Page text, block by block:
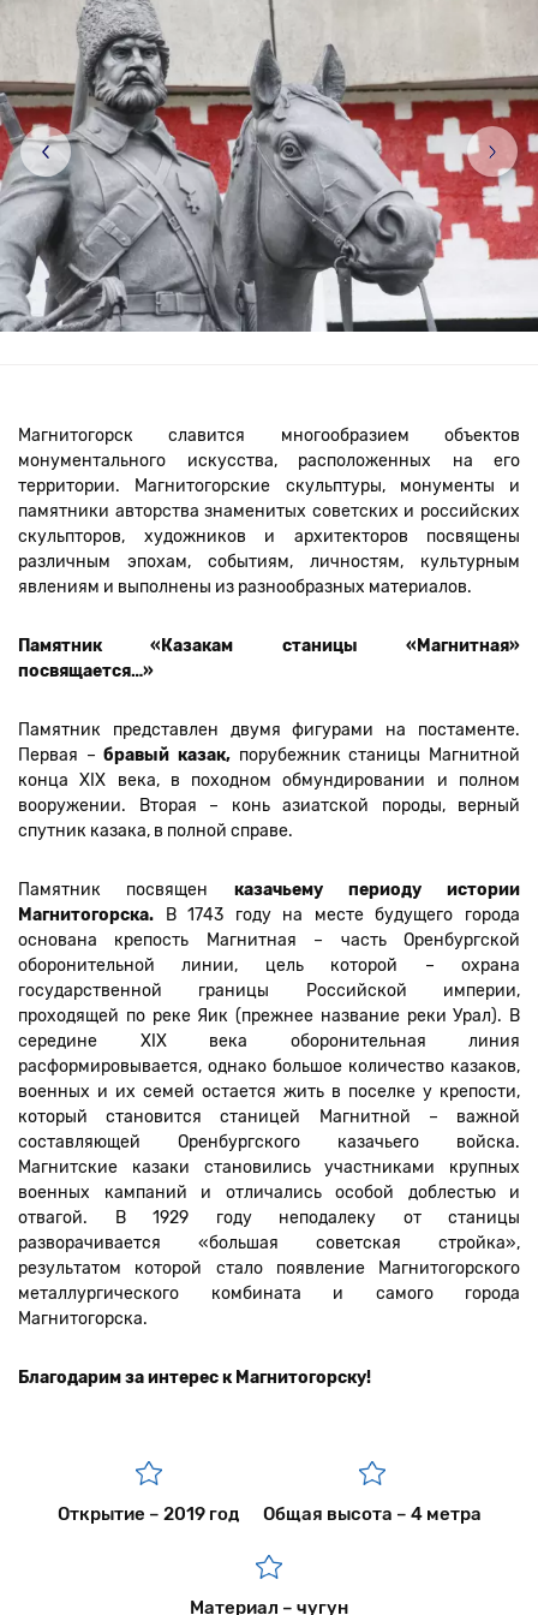
Магнитогорск славится многообразием объектов
монументального искусства, расположенных на его
территории. Магнитогорские скульптуры, монументы и
памятники авторства знаменитых советских и российских
скульпторов, художников и архитекторов посвящены
различным эпохам, событиям, личностям, культурным
явлениям и выполнены из разнообразных материалов.
Памятник «Казакам станицы «Магнитная»
посвящается…»
Памятник представлен двумя фигурами на постаменте.
Первая –бравый казак, порубежник станицы Магнитной
конца XIX века, в походном обмундировании и полном
вооружении. Вторая – конь азиатской породы, верный
спутник казака, в полной справе.
Памятник посвящен казачьему периоду истории
Магнитогорска. В 1743 году на месте будущего города
основана крепость Магнитная – часть Оренбургской
оборонительной линии, цель которой – охрана
государственной границы Российской империи,
проходящей по реке Яик (прежнее название реки Урал). В
середине XIX века оборонительная линия
расформировывается, однако большое количество казаков,
военных и их семей остается жить в поселке у крепости,
который становится станицей Магнитной – важной
составляющей Оренбургского казачьего войска.
Магнитские казаки становились участниками крупных
военных кампаний и отличались особой доблестью и
отвагой. В 1929 году неподалеку от станицы
разворачивается «большая советская стройка»,
результатом которой стало появление Магнитогорского
металлургического комбината и самого города
Магнитогорска.
Благодарим за интерес к Магнитогорску!
Открытие – 2019 год Общая высота – 4 метра
Материал – чугун
Выставки